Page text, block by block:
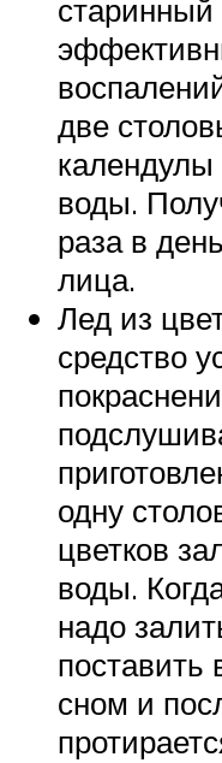
старинный
две
календулы
воды.
раза в
лица.
Лед из
средство
одну
цветков
воды.
надо
поставить
сном и